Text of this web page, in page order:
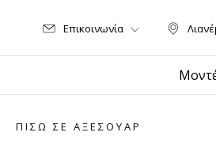
Επικοινωνία
ΠΊΣΩ ΣΕ ΑΞΕΣΟΥΆΡ